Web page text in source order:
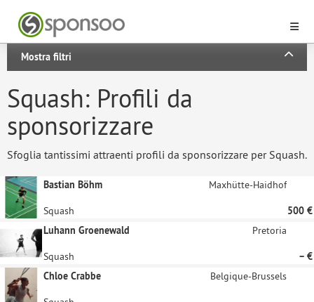
Mostra filtri
Squash: Profili da
sponsorizzare
Sfoglia tantissimi attraenti profili da sponsorizzare per Squash.
Bastian Böhm Maxhütte-Haidhof
Squash
500 €
Luhann Groenewald
Pretoria
Squash
– €
Chloe Crabbe
Belgique-Brussels